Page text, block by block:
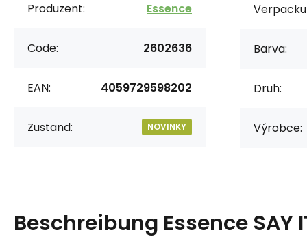
Produzent: Essence
Code: 2602636
EAN: 4059729598202
Zustand: NOVINKY
Barva:
Druh:
Výrobce:
Beschreibung Essence SAY